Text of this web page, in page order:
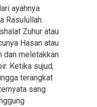
ayahnya
Rasulullah
Zuhur atau
Hasan atau
dan meletakkan
Ketika sujud,
terangkat
sang